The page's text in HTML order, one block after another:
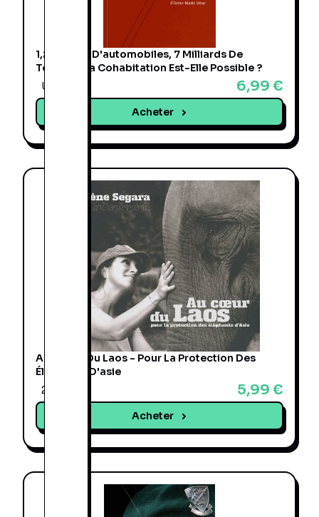
1,2 Milliard D'automobiles, 7 Milliards De
Terriens, La Cohabitation Est-Elle Possible ?
Une offre
6,99 €
Acheter
Au Coeur Du Laos - Pour La Protection Des
Éléphants D'asie
2 offres
5,99 €
Acheter